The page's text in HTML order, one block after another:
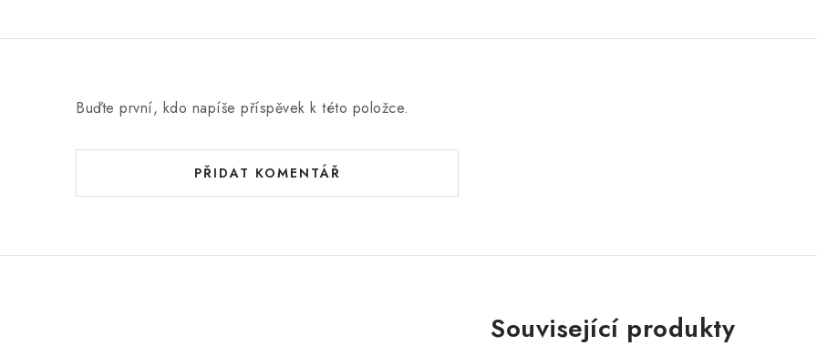
Buďte první, kdo napíše příspěvek k této položce.
PŘIDAT KOMENTÁŘ
Související produkty